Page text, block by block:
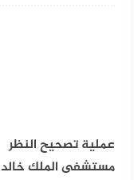
عملية تصحيح النظر
مستشفى الملك خالد